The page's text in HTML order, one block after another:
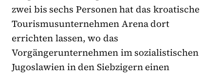
zwei bis sechs Personen hat das kroatische
Tourismusunternehmen Arena dort
errichten lassen, wo das
Vorgängerunternehmen im sozialistischen
Jugoslawien in den Siebzigern einen